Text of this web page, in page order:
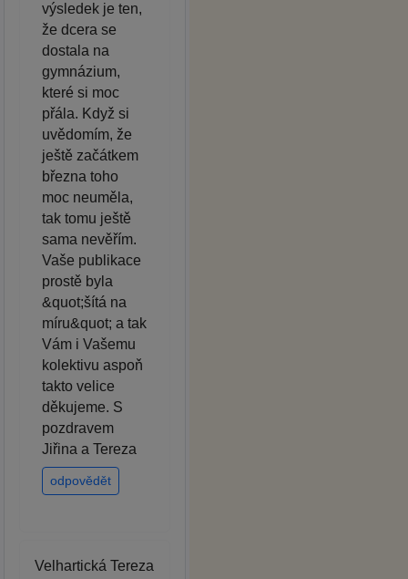
výsledek je ten,
že dcera se
dostala na
gymnázium,
které si moc
přála. Když si
uvědomím, že
ještě začátkem
března toho
moc neuměla,
tak tomu ještě
sama nevěřím.
Vaše publikace
prostě byla
&quot;šítá na
míru&quot; a tak
Vám i Vašemu
kolektivu aspoň
takto velice
děkujeme. S
pozdravem
Jiřina a Tereza
odpovědět
Velhartická Tereza